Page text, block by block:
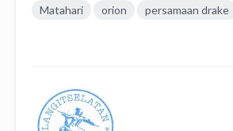
Matahari
orion persamaan drake